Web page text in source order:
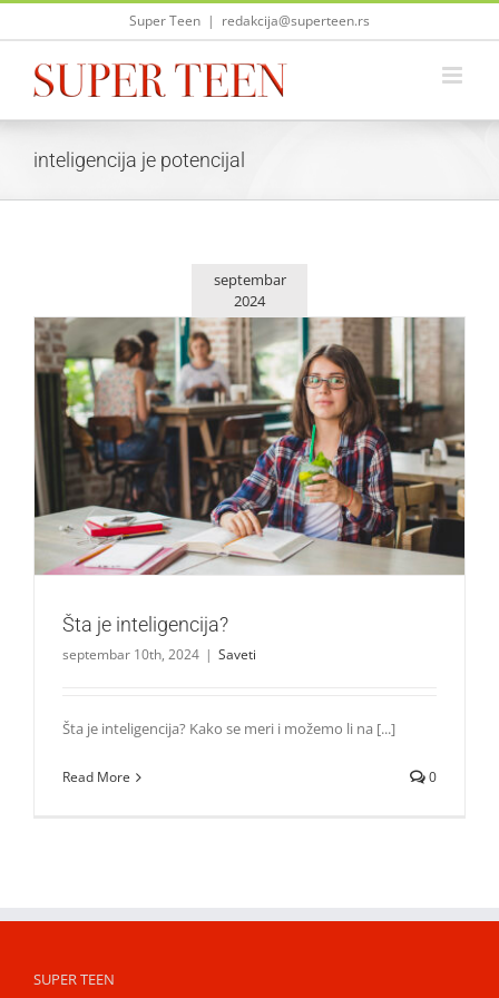
Skip
Super Teen | redakcija@superteen.rs
inteligencija je potencijal
septembar
2024
Šta je inteligencija?
Saveti
Šta je inteligencija?
septembar 10th, 2024 | Saveti
Šta je inteligencija? Kako se meri i možemo li na [...]
Read More 0
SUPER TEEN